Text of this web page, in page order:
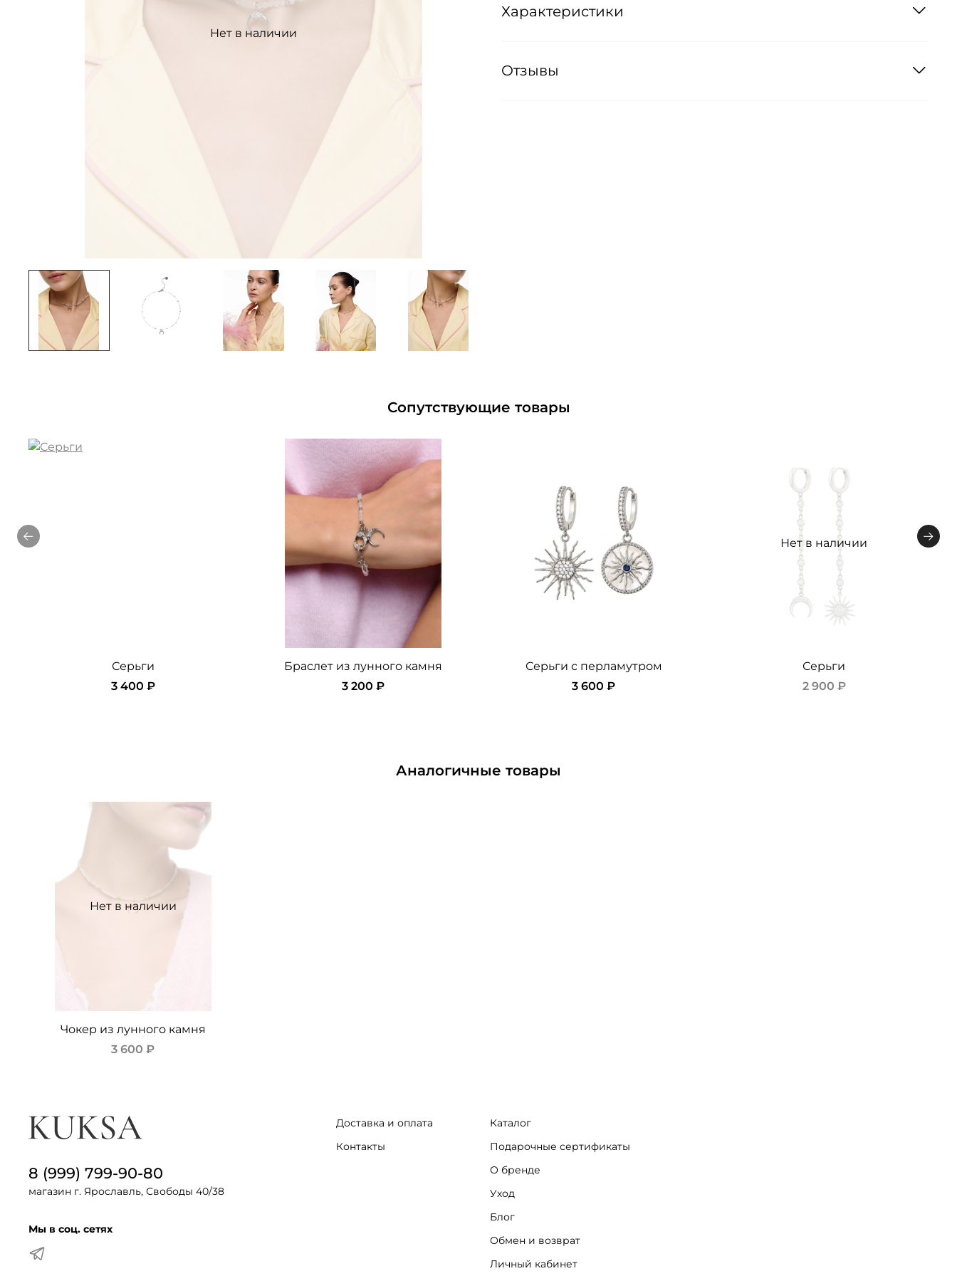
Нет в наличии
Характеристики
Отзывы
Сопутствующие товары
Серьги
3 400 ₽
Браслет из лунного камня
3 200 ₽
Серьги с перламутром
3 600 ₽
Нет в наличии
Серьги
2 900 ₽
Аналогичные товары
Нет в наличии
Чокер из лунного камня
3 600 ₽
Доставка и оплата
Контакты
Каталог
Подарочные сертификаты
О бренде
Уход
Блог
Обмен и возврат
Личный кабинет
8 (999) 799-90-80
магазин г. Ярославль, Свободы 40/38
Мы в соц. сетях